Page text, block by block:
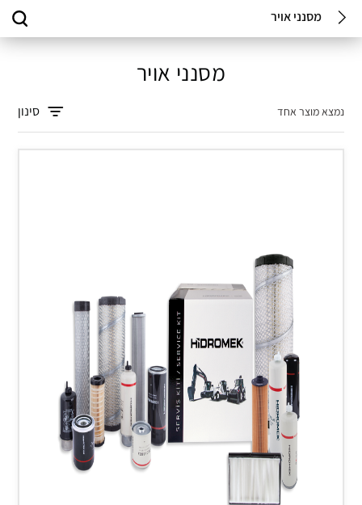
מסנני אויר
מסנני אויר
נמצא מוצר אחד סינון